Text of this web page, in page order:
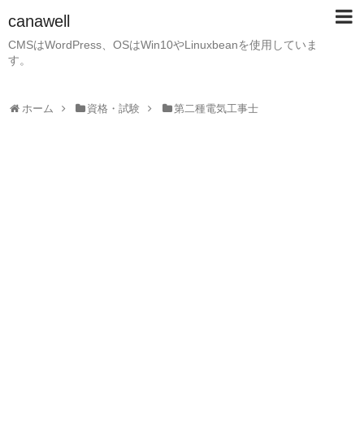
canawell
CMSはWordPress、OSはWin10やLinuxbeanを使用していま
す。
ホーム 資格・試験 第二種電気工事士